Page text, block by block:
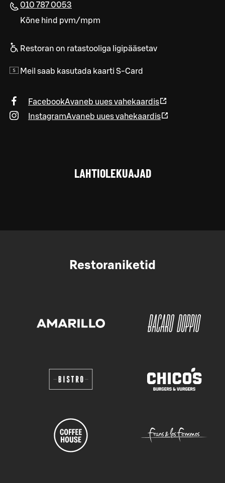
010 787 0053
Kõne hind pvm/mpm
Restoran on ratastooliga ligipääsetav
Meil saab kasutada kaarti S-Card
FacebookAvaneb uues vahekaardis
InstagramAvaneb uues vahekaardis
LAHTIOLEKUAJAD
Restoraniketid